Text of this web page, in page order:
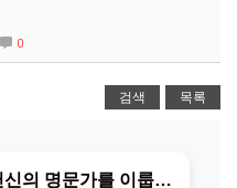
0
검색 목록